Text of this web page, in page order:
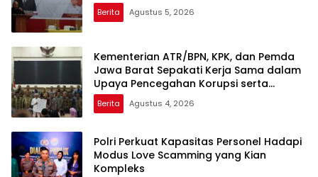
Berita Agustus 5, 2026
Kementerian ATR/BPN, KPK, dan Pemda
Jawa Barat Sepakati Kerja Sama dalam
Upaya Pencegahan Korupsi serta
Penguatan Ekonomi Daerah
Berita Agustus 4, 2026
Polri Perkuat Kapasitas Personel Hadapi
Modus Love Scamming yang Kian
Kompleks